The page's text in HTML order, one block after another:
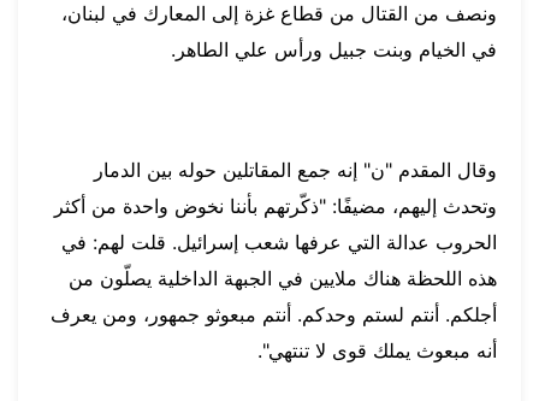
ونصف من القتال من قطاع غزة إلى المعارك في لبنان،
في الخيام وبنت جبيل ورأس علي الطاهر.
وقال المقدم "ن" إنه جمع المقاتلين حوله بين الدمار
وتحدث إليهم، مضيفًا: "ذكّرتهم بأننا نخوض واحدة من أكثر
الحروب عدالة التي عرفها شعب إسرائيل. قلت لهم: في
هذه اللحظة هناك ملايين في الجبهة الداخلية يصلّون من
أجلكم. أنتم لستم وحدكم. أنتم مبعوثو جمهور، ومن يعرف
أنه مبعوث يملك قوى لا تنتهي".